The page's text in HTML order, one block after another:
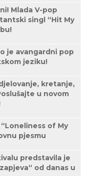
Mlada V-pop
singl “Hit My
je avangardni pop
jeziku!
kretanje,
u novom
of My
pjesmu
predstavila je
od danas u